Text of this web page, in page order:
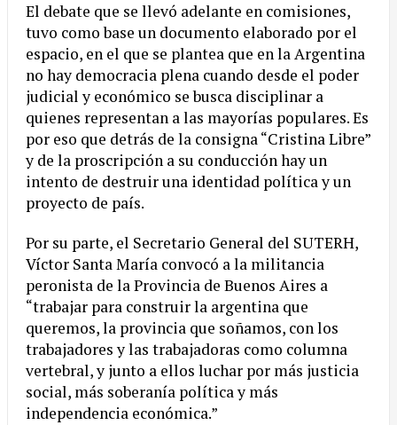
El debate que se llevó adelante en comisiones,
tuvo como base un documento elaborado por el
espacio, en el que se plantea que en la Argentina
no hay democracia plena cuando desde el poder
judicial y económico se busca disciplinar a
quienes representan a las mayorías populares. Es
por eso que detrás de la consigna “Cristina Libre”
y de la proscripción a su conducción hay un
intento de destruir una identidad política y un
proyecto de país.
Por su parte, el Secretario General del SUTERH,
Víctor Santa María convocó a la militancia
peronista de la Provincia de Buenos Aires a
“trabajar para construir la argentina que
queremos, la provincia que soñamos, con los
trabajadores y las trabajadoras como columna
vertebral, y junto a ellos luchar por más justicia
social, más soberanía política y más
independencia económica.”